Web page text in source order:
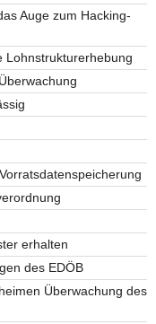
Auge zum Hacking-
Lohnstrukturerhebung
erhalten
des EDÖB
Überwachung des